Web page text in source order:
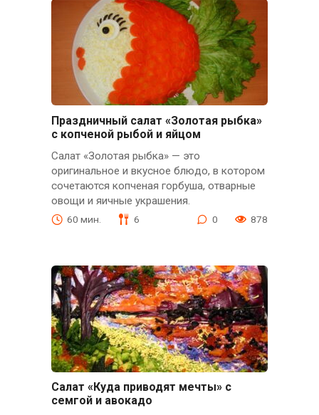
Праздничный салат «Золотая рыбка»
с копченой рыбой и яйцом
Салат «Золотая рыбка» — это
оригинальное и вкусное блюдо, в котором
сочетаются копченая горбуша, отварные
овощи и яичные украшения.
60 мин. 6 0 878
Салат «Куда приводят мечты» с
семгой и авокадо